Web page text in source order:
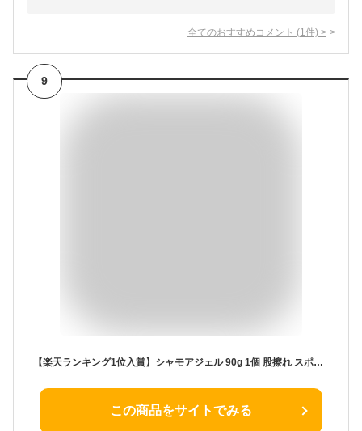
全てのおすすめコメント (1 件) >
9
【楽天ランキング1位入賞】シャモアジェル 90g 1個 股擦れ スポーツブラ 防止 保護クリーム 携帯用 トレラン/マラソン/自転車 天然成分 ワセリン (シャモア・ジェル, 90グラム (x 1))
この商品をサイトでみる